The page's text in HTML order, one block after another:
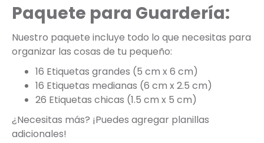
Paquete para Guardería:
Nuestro paquete incluye todo lo que necesitas para
organizar las cosas de tu pequeño:
16 Etiquetas grandes (5 cm x 6 cm)
16 Etiquetas medianas (6 cm x 2.5 cm)
26 Etiquetas chicas (1.5 cm x 5 cm)
¿Necesitas más? ¡Puedes agregar planillas
adicionales!